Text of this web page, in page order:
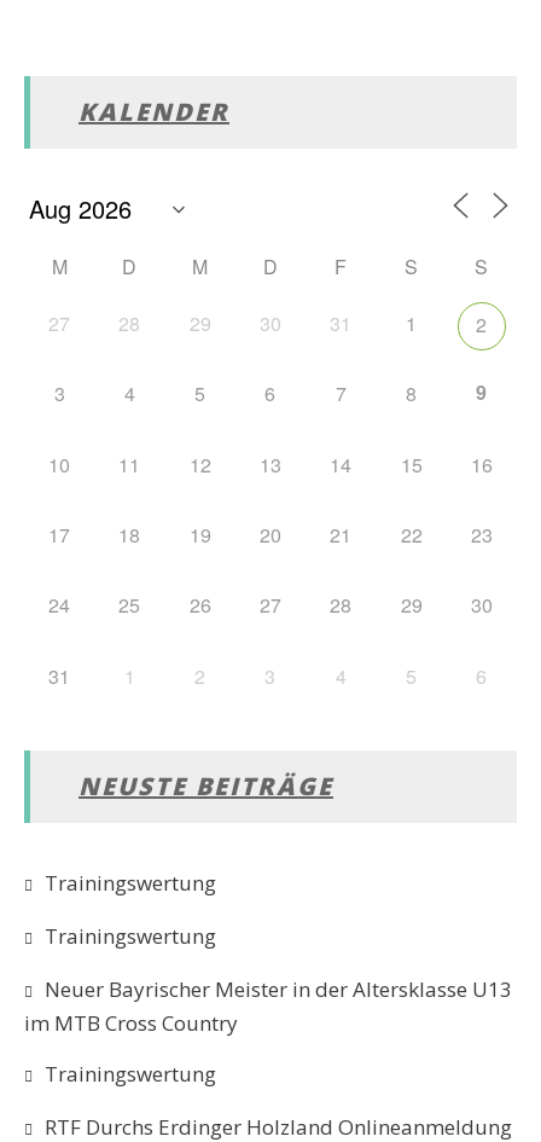
KALENDER
M D M D F S S
27 28 29 30 31 1 2
3 4 5 6 7 8 9
10 11 12 13 14 15 16
17 18 19 20 21 22 23
24 25 26 27 28 29 30
31 1 2 3 4 5 6
NEUSTE BEITRÄGE
Trainingswertung
Trainingswertung
Neuer Bayrischer Meister in der Altersklasse U13
im MTB Cross Country
Trainingswertung
RTF Durchs Erdinger Holzland Onlineanmeldung